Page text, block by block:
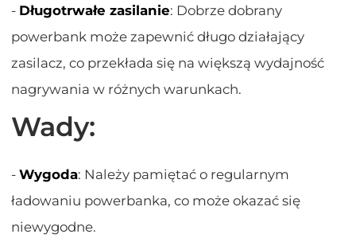
- Długotrwałe zasilanie: Dobrze dobrany
powerbank może zapewnić długo działający
zasilacz, co przekłada się na większą wydajność
nagrywania w różnych warunkach.
Wady:
-Wygoda: Należy pamiętać o regularnym
ładowaniu powerbanka, co może okazać się
niewygodne.